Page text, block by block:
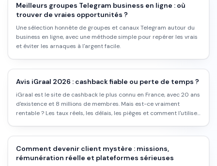
Meilleurs groupes Telegram business en ligne : où
trouver de vraies opportunités ?
Une sélection honnête de groupes et canaux Telegram autour du
business en ligne, avec une méthode simple pour repérer les vrais
et éviter les arnaques à l'argent facile.
Avis iGraal 2026 : cashback fiable ou perte de temps ?
iGraal est le site de cashback le plus connu en France, avec 20 ans
d'existence et 8 millions de membres. Mais est-ce vraiment
rentable ? Les taux réels, les délais, les pièges et comment l'utiliser
Comment devenir client mystère : missions,
rémunération réelle et plateformes sérieuses